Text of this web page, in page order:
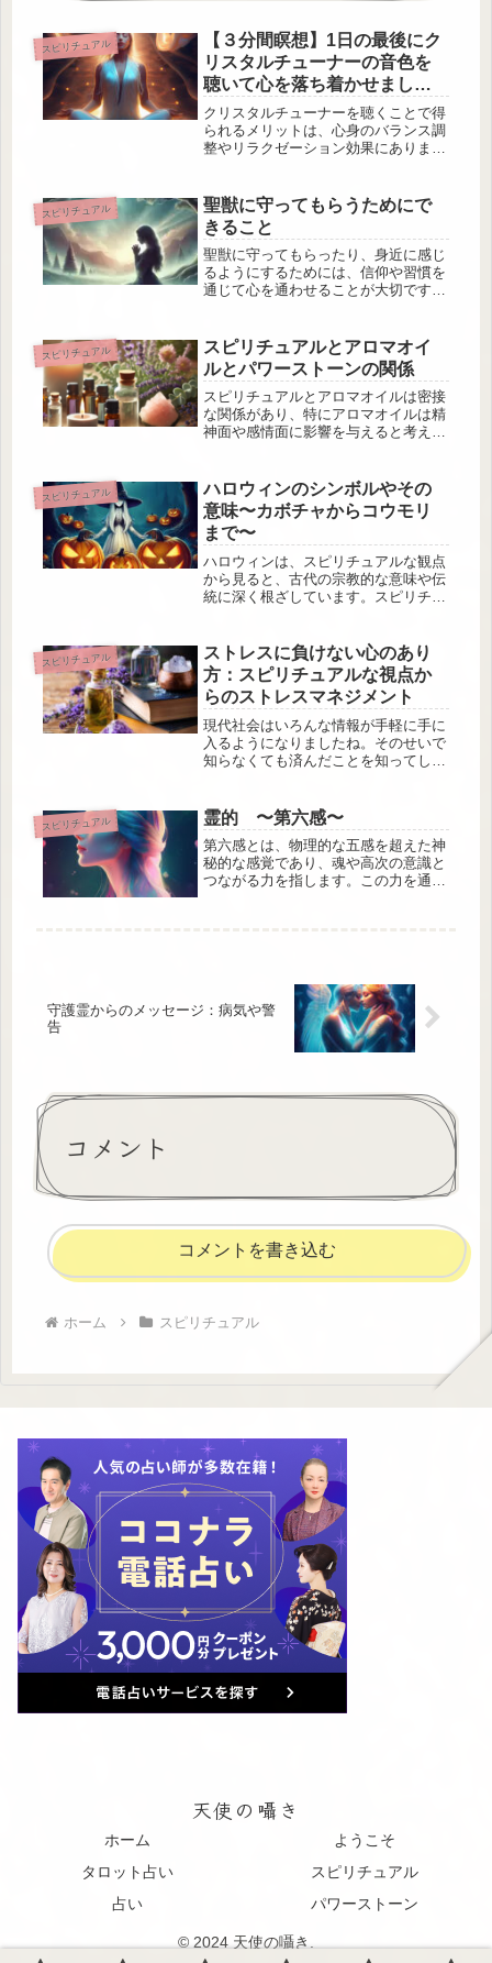
スピリチュアル
【３分間瞑想】1日の最後にク
リスタルチューナーの音色を
聴いて心を落ち着かせましょ
う
クリスタルチューナーを聴くことで得
られるメリットは、心身のバランス調
整やリラクゼーション効果にありま
で純粋な音が特徴です。この音は、瞑
想やヒーリングの場で用いられ、心
や...
スピリチュアル
聖獣に守ってもらうためにで
きること
聖獣に守ってもらったり、身近に感じ
るようにするためには、信仰や習慣を
通じて心を通わせることが大切です。
ンボルやアイテムを持つ聖獣を象徴す
るアイテムやお守りを身につけること
は...
スピリチュアル
スピリチュアルとアロマオイ
ルとパワーストーンの関係
スピリチュアルとアロマオイルは密接
な関係があり、特にアロマオイルは精
神面や感情面に影響を与えると考えら
ネルギーの浄化、集中力の向上などが
期待でき、瞑想やリラックスのための
ス...
スピリチュアル
ハロウィンのシンボルやその
意味〜カボチャからコウモリ
まで〜
ハロウィンは、スピリチュアルな観点
から見ると、古代の宗教的な意味や伝
統に深く根ざしています。スピリチュ
と現実の世界が最も近づく時と考えら
れていました。
スピリチュアル
ストレスに負けない心のあり
方：スピリチュアルな視点か
らのストレスマネジメント
現代社会はいろんな情報が手軽に手に
入るようになりましたね。そのせいで
知らなくても済んだことを知ってしま
されています。その他、仕事や人間関
係の複雑さなどによって、多くの人が
心...
スピリチュアル 霊的 〜第六感〜
第六感とは、物理的な五感を超えた神
秘的な感覚であり、魂や高次の意識と
つながる力を指します。この力を通じ
守護霊からのメッセージ：病気や警
告
コメント
コメントを書き込む
ホーム スピリチュアル
天使の囁き
ホーム
ようこそ
タロット占い
スピリチュアル
占い
パワーストーン
© 2024 天使の囁き.